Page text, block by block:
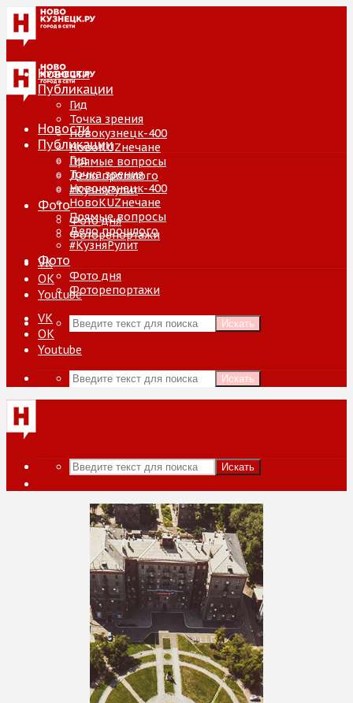
Новости
Публикации
Гид
Точка зрения
Новокузнецк-400
НовоKUZнечане
Прямые вопросы
Дело прошлого
#КузняРулит
Фото
Фото дня
Фоторепортажи
VK
ОК
Youtube
Искать
Новости
Публикации
Гид
Точка зрения
Новокузнецк-400
НовоKUZнечане
Прямые вопросы
Дело прошлого
#КузняРулит
Фото
Фото дня
Фоторепортажи
VK
ОК
Youtube
Искать
Искать